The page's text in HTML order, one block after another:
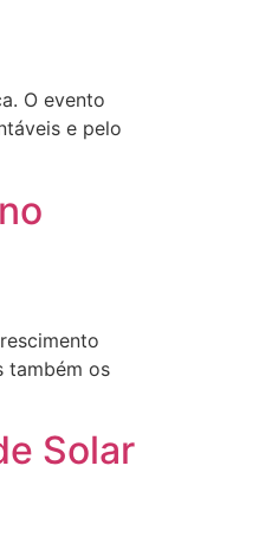
O evento
e pelo
também os
Solar